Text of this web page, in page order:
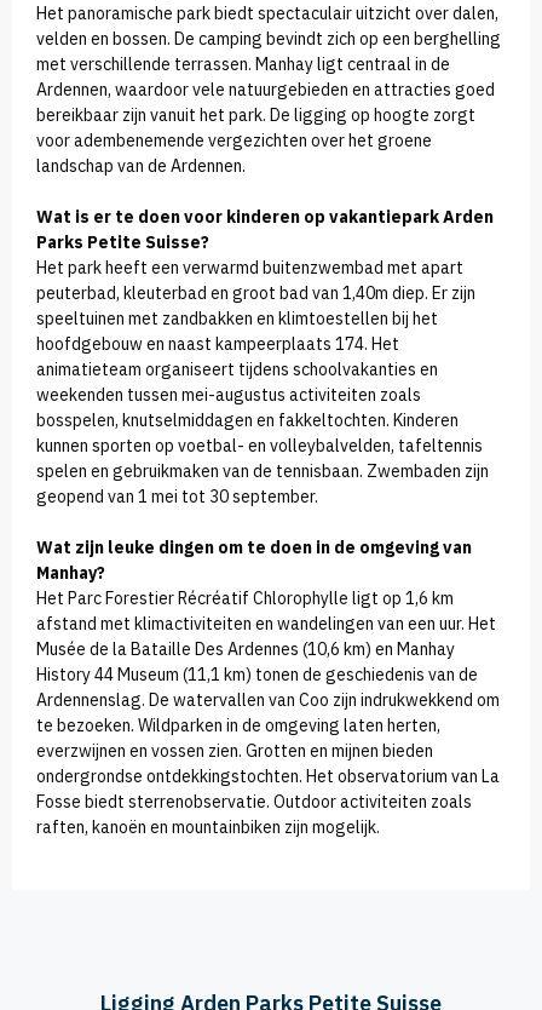
Het panoramische park biedt spectaculair uitzicht over dalen,
velden en bossen. De camping bevindt zich op een berghelling
met verschillende terrassen. Manhay ligt centraal in de
Ardennen, waardoor vele natuurgebieden en attracties goed
bereikbaar zijn vanuit het park. De ligging op hoogte zorgt
voor adembenemende vergezichten over het groene
landschap van de Ardennen.
Wat is er te doen voor kinderen op vakantiepark Arden
Parks Petite Suisse?
Het park heeft een verwarmd buitenzwembad met apart
peuterbad, kleuterbad en groot bad van 1,40m diep. Er zijn
speeltuinen met zandbakken en klimtoestellen bij het
hoofdgebouw en naast kampeerplaats 174. Het
animatieteam organiseert tijdens schoolvakanties en
weekenden tussen mei-augustus activiteiten zoals
bosspelen, knutselmiddagen en fakkeltochten. Kinderen
kunnen sporten op voetbal- en volleybalvelden, tafeltennis
spelen en gebruikmaken van de tennisbaan. Zwembaden zijn
geopend van 1 mei tot 30 september.
Wat zijn leuke dingen om te doen in de omgeving van
Manhay?
Het Parc Forestier Récréatif Chlorophylle ligt op 1,6 km
afstand met klimactiviteiten en wandelingen van een uur. Het
Musée de la Bataille Des Ardennes (10,6 km) en Manhay
History 44 Museum (11,1 km) tonen de geschiedenis van de
Ardennenslag. De watervallen van Coo zijn indrukwekkend om
te bezoeken. Wildparken in de omgeving laten herten,
everzwijnen en vossen zien. Grotten en mijnen bieden
ondergrondse ontdekkingstochten. Het observatorium van La
Fosse biedt sterrenobservatie. Outdoor activiteiten zoals
raften, kanoën en mountainbiken zijn mogelijk.
Ligging Arden Parks Petite Suisse